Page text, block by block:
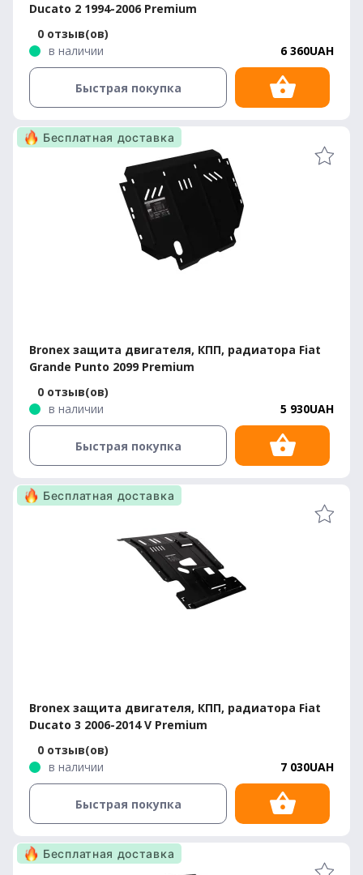
Ducato 2 1994-2006 Premium
0 отзыв(ов)
в наличии
6 360UAH
Быстрая покупка
Bronex защита двигателя, КПП, радиатора Fiat
Grande Punto 2099 Premium
0 отзыв(ов)
в наличии
5 930UAH
Бесплатная доставка
Быстрая покупка
Bronex защита двигателя, КПП, радиатора Fiat
Ducato 3 2006-2014 V Premium
0 отзыв(ов)
в наличии
7 030UAH
Бесплатная доставка
Быстрая покупка
Бесплатная доставка